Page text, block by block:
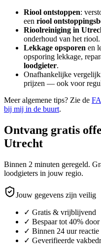
Riool ontstoppen:
een riool
Rioolreiniging in
onderhoud van het riool.
Lekkage opsporen en
opsporing lekkage,
loodgieter.
Onafhankelijke
prijzen — ook voor
Meer algemene tips? Zie de
bij mij in de buurt.
Ontvang gratis
Utrecht
Binnen 2 minuten geregeld.
loodgieters in jouw regio.
Jouw gegevens zijn veilig
✓ Gratis & vrijblijvend
✓ Bespaar tot 40%
✓ Binnen 24 uur reactie
✓ Geverifieerde